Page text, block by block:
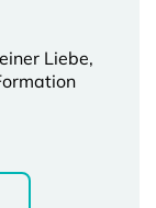
Liebe,